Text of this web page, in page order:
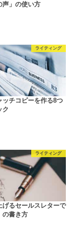
声」の使い方
ライティング
ッチコピーを作る8つ
ク
ライティング
げるセールスレターで
の書き方